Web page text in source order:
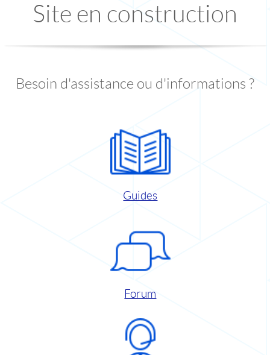
Site en construction
Besoin d'assistance ou d'informations ?
Guides
Forum